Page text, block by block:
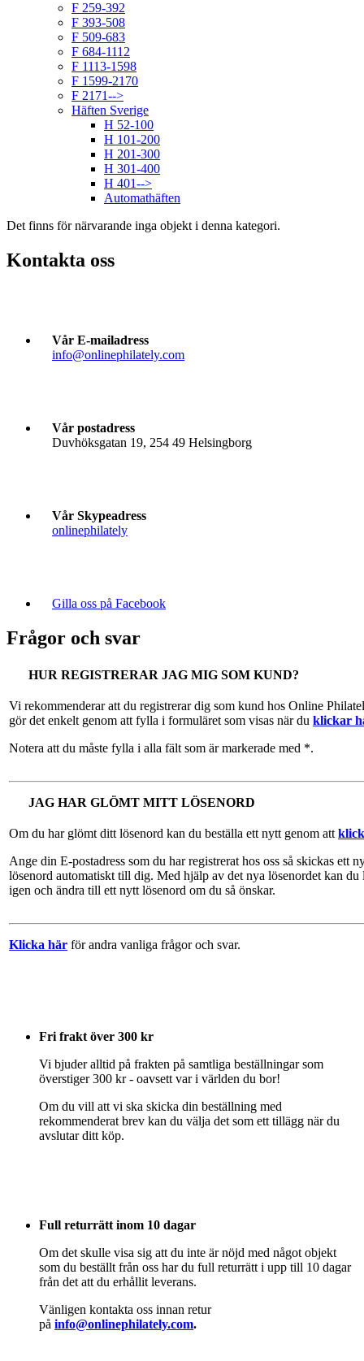
F 259-392
F 393-508
F 509-683
F 684-1112
F 1113-1598
F 1599-2170
F 2171-->
Häften Sverige
H 52-100
H 101-200
H 201-300
H 301-400
H 401-->
Automathäften
Det finns för närvarande inga objekt i denna kategori.
Kontakta oss
Vår E-mailadress
info@onlinephilately.com
Vår postadress
Duvhöksgatan 19, 254 49 Helsingborg
Vår Skypeadress
onlinephilately
Gilla oss på Facebook
Frågor och svar
HUR REGISTRERAR JAG MIG SOM KUND?
Vi rekommenderar att du registrerar dig som kund hos Online
gör det enkelt genom att fylla i formuläret som visas när du klickar
Notera att du måste fylla i alla fält som är markerade med *.
JAG HAR GLÖMT MITT LÖSENORD
Om du har glömt ditt lösenord kan du beställa ett nytt genom att
Ange din E-postadress som du har registrerat hos oss så skickas ett
lösenord automatiskt till dig. Med hjälp av det nya lösenordet kan du
igen och ändra till ett nytt lösenord om du så önskar.
Klicka här för andra vanliga frågor och svar.
Fri frakt över 300 kr
Vi bjuder alltid på frakten på samtliga beställningar som
överstiger 300 kr - oavsett var i världen du bor!
Om du vill att vi ska skicka din beställning med
rekommenderat brev kan du välja det som ett tillägg när du
avslutar ditt köp.
Full returrätt inom 10 dagar
Om det skulle visa sig att du inte är nöjd med något objekt
som du beställt från oss har du full returrätt i upp till 10 dagar
från det att du erhållit leverans.
Vänligen kontakta oss innan retur
på info@onlinephilately.com.